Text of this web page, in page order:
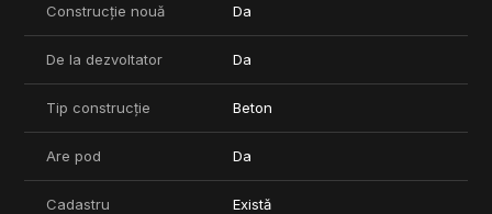
Construcție nouă Da
De la dezvoltator Da
Tip construcție Beton
Are pod Da
Cadastru Există